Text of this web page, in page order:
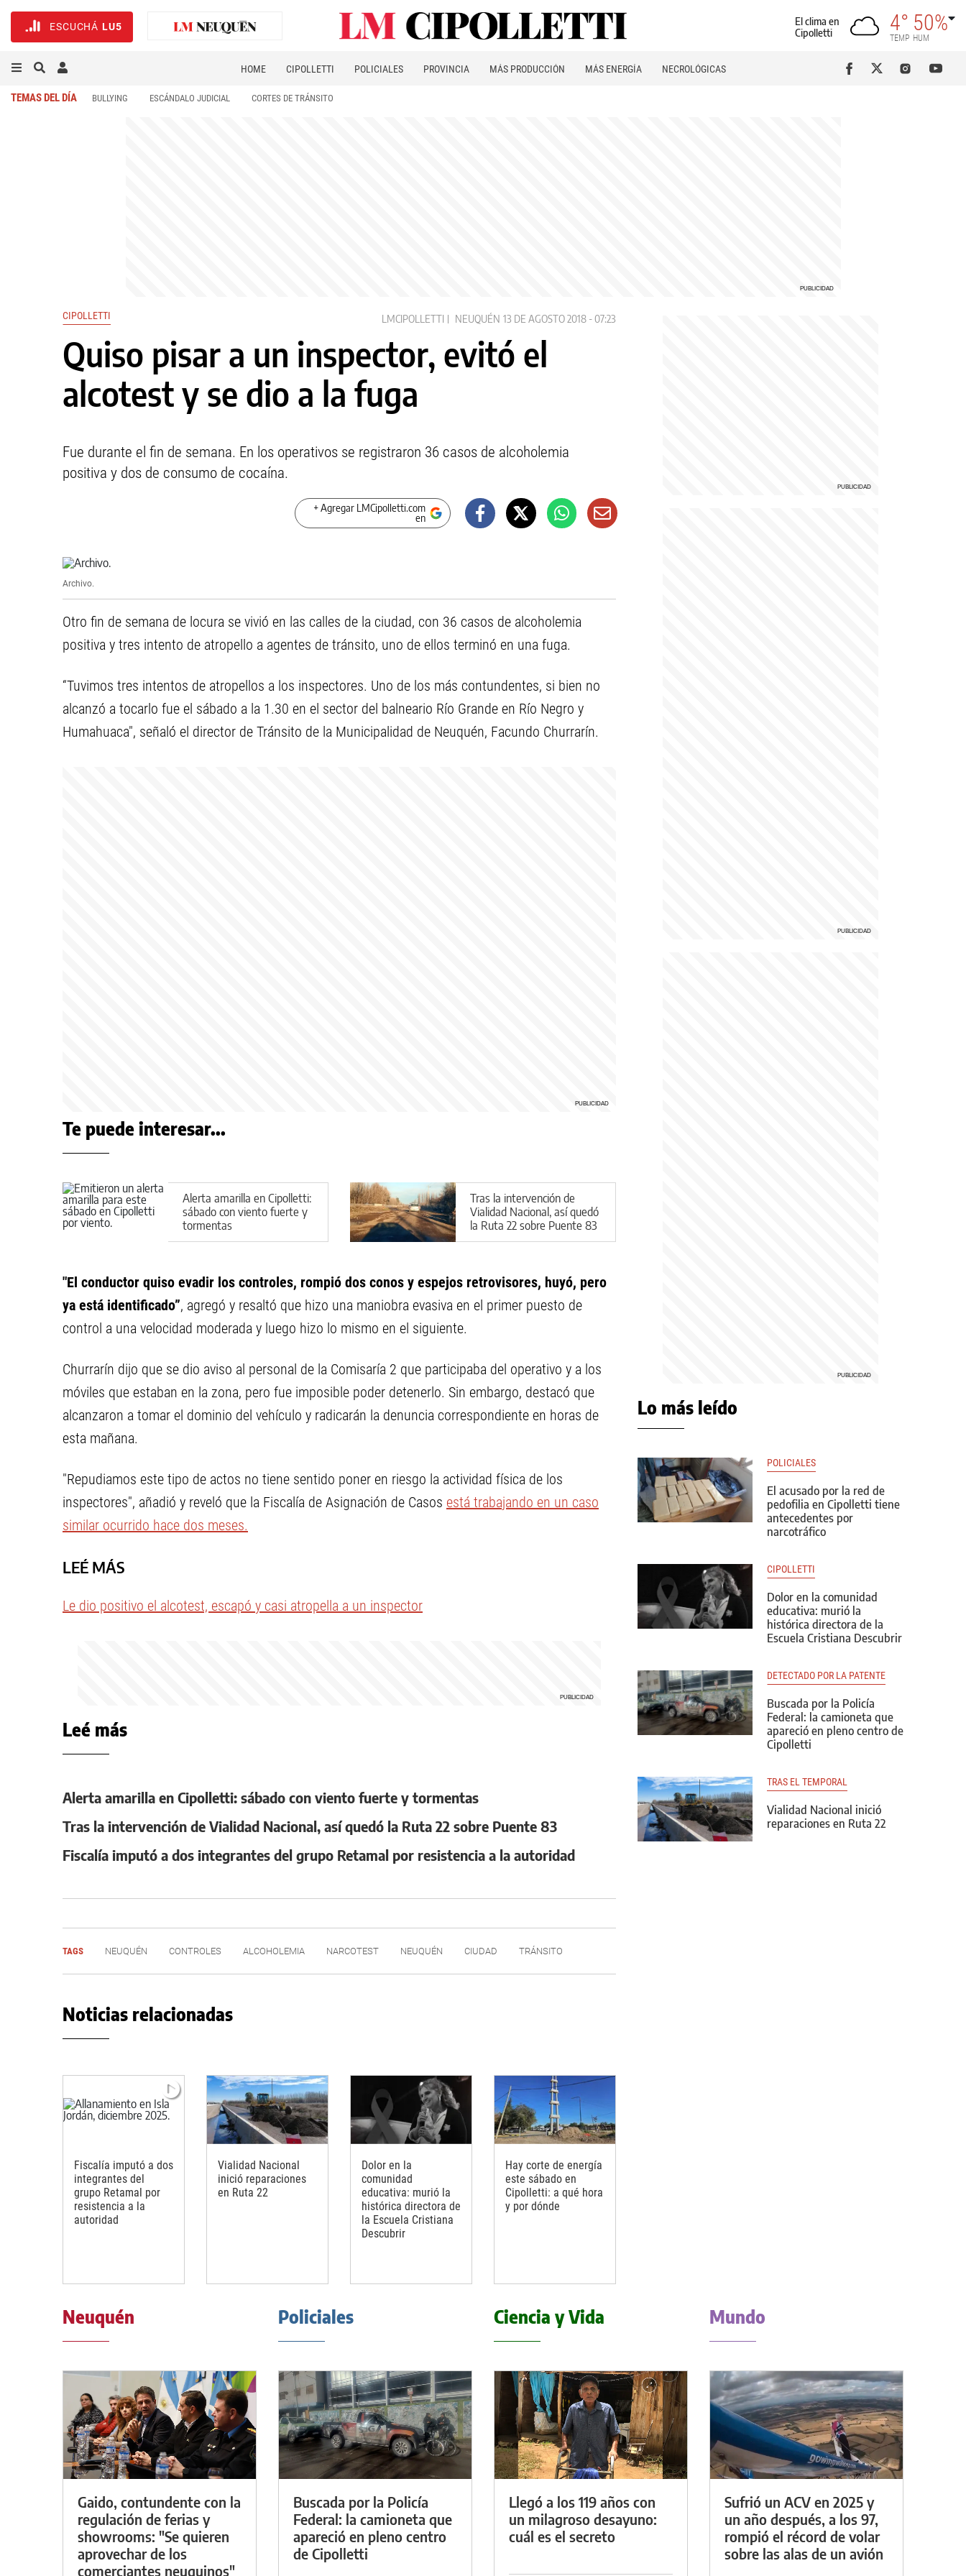
ESCUCHÁ LU5
El clima en
Cipolletti
4°
TEMP
50%
HUM
HOME CIPOLLETTI POLICIALES PROVINCIA MÁS PRODUCCIÓN MÁS ENERGÍA NECROLÓGICAS
TEMAS DEL DÍA BULLYING ESCÁNDALO JUDICIAL CORTES DE TRÁNSITO
CIPOLLETTI LMCIPOLLETTI NEUQUÉN 13 DE AGOSTO 2018 - 07:23
Quiso pisar a un inspector, evitó el
alcotest y se dio a la fuga
Fue durante el fin de semana. En los operativos se registraron 36 casos de alcoholemia
positiva y dos de consumo de cocaína.
+ Agregar LMCipolletti.com
en
Archivo.
Otro fin de semana de locura se vivió en las calles de la ciudad, con 36 casos de alcoholemia
positiva y tres intento de atropello a agentes de tránsito, uno de ellos terminó en una fuga.
“Tuvimos tres intentos de atropellos a los inspectores. Uno de los más contundentes, si bien no
alcanzó a tocarlo fue el sábado a la 1.30 en el sector del balneario Río Grande en Río Negro y
Humahuaca", señaló el director de Tránsito de la Municipalidad de Neuquén, Facundo Churrarín.
Te puede interesar...
Alerta amarilla en Cipolletti:
sábado con viento fuerte y
tormentas
Tras la intervención de
Vialidad Nacional, así quedó
la Ruta 22 sobre Puente 83
"El conductor quiso evadir los controles, rompió dos conos y espejos retrovisores, huyó, pero
ya está identificado”, agregó y resaltó que hizo una maniobra evasiva en el primer puesto de
control a una velocidad moderada y luego hizo lo mismo en el siguiente.
Churrarín dijo que se dio aviso al personal de la Comisaría 2 que participaba del operativo y a los
móviles que estaban en la zona, pero fue imposible poder detenerlo. Sin embargo, destacó que
alcanzaron a tomar el dominio del vehículo y radicarán la denuncia correspondiente en horas de
esta mañana.
"Repudiamos este tipo de actos no tiene sentido poner en riesgo la actividad física de los
inspectores", añadió y reveló que la Fiscalía de Asignación de Casos está trabajando en un caso
similar ocurrido hace dos meses.
LEÉ MÁS
Le dio positivo el alcotest, escapó y casi atropella a un inspector
Leé más
Alerta amarilla en Cipolletti: sábado con viento fuerte y tormentas
Tras la intervención de Vialidad Nacional, así quedó la Ruta 22 sobre Puente 83
Fiscalía imputó a dos integrantes del grupo Retamal por resistencia a la autoridad
TAGS NEUQUÉN CONTROLES ALCOHOLEMIA NARCOTEST NEUQUÉN CIUDAD TRÁNSITO
Noticias relacionadas
Fiscalía imputó a dos
integrantes del
grupo Retamal por
resistencia a la
autoridad
Vialidad Nacional
inició reparaciones
en Ruta 22
Dolor en la
comunidad
educativa: murió la
histórica directora de
la Escuela Cristiana
Descubrir
Hay corte de energía
este sábado en
Cipolletti: a qué hora
y por dónde
Lo más leído
POLICIALES
El acusado por la red de
pedofilia en Cipolletti tiene
antecedentes por
narcotráfico
CIPOLLETTI
Dolor en la comunidad
educativa: murió la
histórica directora de la
Escuela Cristiana Descubrir
DETECTADO POR LA PATENTE
Buscada por la Policía
Federal: la camioneta que
apareció en pleno centro de
Cipolletti
TRAS EL TEMPORAL
Vialidad Nacional inició
reparaciones en Ruta 22
Neuquén
Gaido, contundente con la
regulación de ferias y
showrooms: "Se quieren
aprovechar de los
comerciantes neuquinos"
Policiales
Buscada por la Policía
Federal: la camioneta que
apareció en pleno centro
de Cipolletti
Ciencia y Vida
Llegó a los 119 años con
un milagroso desayuno:
cuál es el secreto
Mundo
Sufrió un ACV en 2025 y
un año después, a los 97,
rompió el récord de volar
sobre las alas de un avión